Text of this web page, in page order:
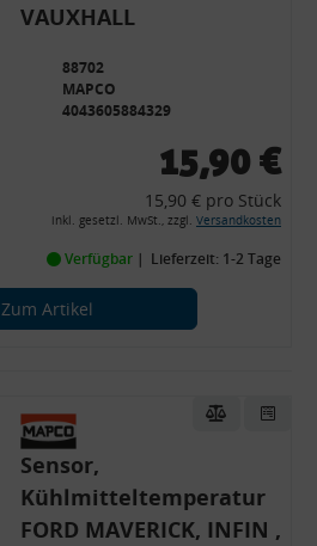
VAUXHALL
88702
MAPCO
4043605884329
15,90 €
15,90 € pro Stück
inkl. gesetzl. MwSt., zzgl. Versandkosten
Verfügbar Lieferzeit: 1-2 Tage
Zum Artikel
Sensor,
Kühlmitteltemperatur
FORD MAVERICK, INFIN ,